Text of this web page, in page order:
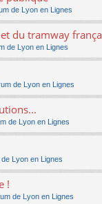
de Lyon en Lignes
du tramway
de Lyon en Lignes
de Lyon en Lignes
de Lyon en Lignes
de Lyon en Lignes
!
de Lyon en Lignes